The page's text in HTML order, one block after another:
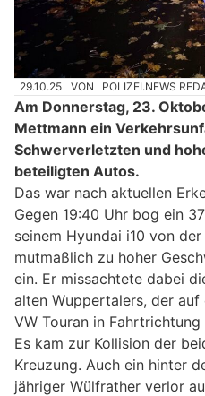
29.10.25 VON POLIZEI.NEWS
Am Donnerstag, 23.
Mettmann ein
Schwerverletzten und
beteiligten Autos.
Das war nach aktuellen
Gegen 19:40 Uhr bog ein
seinem Hyundai i10 von
mutmaßlich zu hoher
ein. Er missachtete dabei
alten Wuppertalers, der
VW Touran in
Es kam zur Kollision der
Kreuzung. Auch ein hinter
jähriger Wülfrather verlor